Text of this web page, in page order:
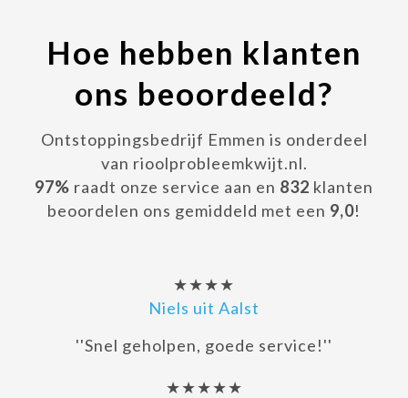
Hoe hebben klanten
ons beoordeeld?
Ontstoppingsbedrijf Emmen is onderdeel
van rioolprobleemkwijt.nl.
97% raadt onze service aan en 832 klanten
beoordelen ons gemiddeld met een 9,0!
★★★★
Niels uit Aalst
''Snel geholpen, goede service!''
★★★★★